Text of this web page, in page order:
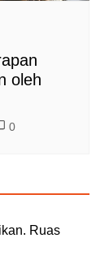
oleh
0
Ruas